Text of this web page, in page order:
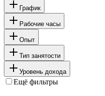
График
Рабочие часы
Опыт
Тип занятости
Уровень дохода
Ещё фильтры